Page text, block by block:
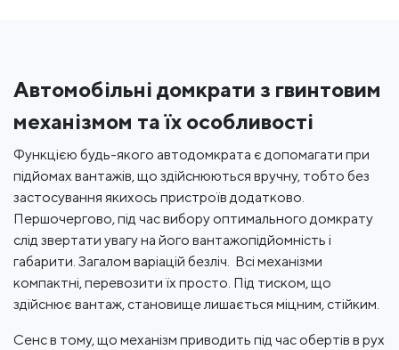
Автомобільні домкрати з гвинтовим
механізмом та їх особливості
Функцією будь-якого автодомкрата є допомагати при
підйомах вантажів, що здійснюються вручну, тобто без
застосування якихось пристроїв додатково.
Першочергово, під час вибору оптимального домкрату
слід звертати увагу на його вантажопідйомність і
габарити. Загалом варіацій безліч. Всі механізми
компактні, перевозити їх просто. Під тиском, що
здійснює вантаж, становище лишається міцним, стійким.
Сенс в тому, що механізм приводить під час обертів в рух